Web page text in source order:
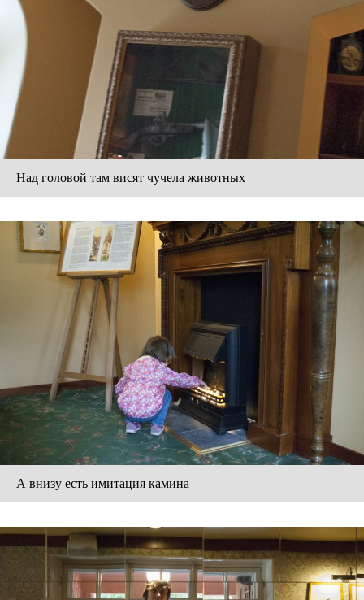
Над головой там висят чучела животных
А внизу есть имитация камина